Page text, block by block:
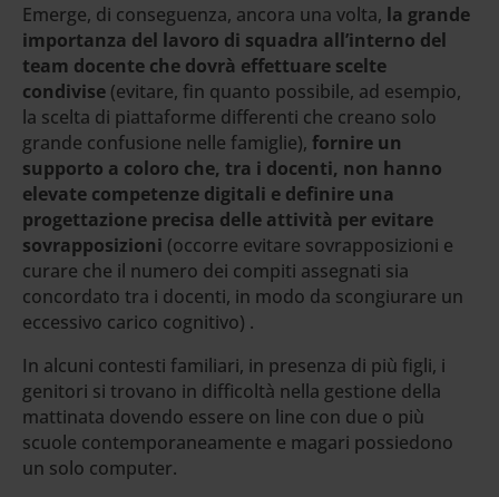
Emerge, di conseguenza, ancora una volta, la grande
importanza del lavoro di squadra all’interno del
team docente che dovrà effettuare scelte
condivise (evitare, fin quanto possibile, ad esempio,
la scelta di piattaforme differenti che creano solo
grande confusione nelle famiglie), fornire un
supporto a coloro che, tra i docenti, non hanno
elevate competenze digitali e definire una
progettazione precisa delle attività per evitare
sovrapposizioni (occorre evitare sovrapposizioni e
curare che il numero dei compiti assegnati sia
concordato tra i docenti, in modo da scongiurare un
eccessivo carico cognitivo) .
In alcuni contesti familiari, in presenza di più figli, i
genitori si trovano in difficoltà nella gestione della
mattinata dovendo essere on line con due o più
scuole contemporaneamente e magari possiedono
un solo computer.